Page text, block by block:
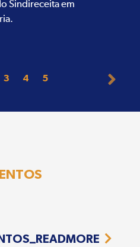
Sindireceita em
3 4 5